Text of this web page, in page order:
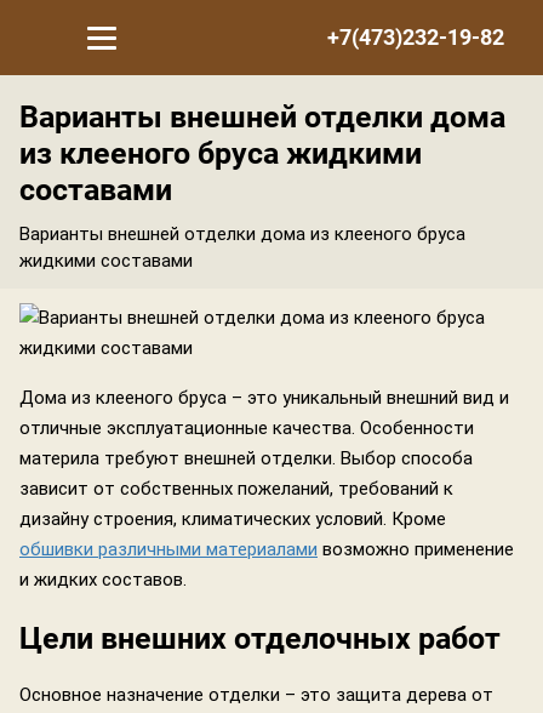
+7(473)232-19-82
Варианты внешней отделки дома
из клееного бруса жидкими
составами
Варианты внешней отделки дома из клееного бруса
жидкими составами
Дома из клееного бруса – это уникальный внешний вид и
отличные эксплуатационные качества. Особенности
материла требуют внешней отделки. Выбор способа
зависит от собственных пожеланий, требований к
дизайну строения, климатических условий. Кроме
обшивки различными материалами возможно применение
и жидких составов.
Цели внешних отделочных работ
Основное назначение отделки – это защита дерева от